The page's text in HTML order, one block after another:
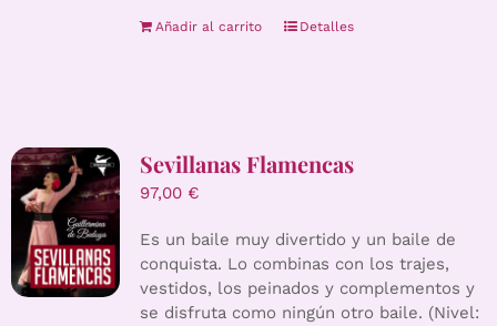
Añadir al carrito Detalles
Sevillanas Flamencas
97,00 €
Es un baile muy divertido y un baile de
conquista. Lo combinas con los trajes,
vestidos, los peinados y complementos y
se disfruta como ningún otro baile. (Nivel: